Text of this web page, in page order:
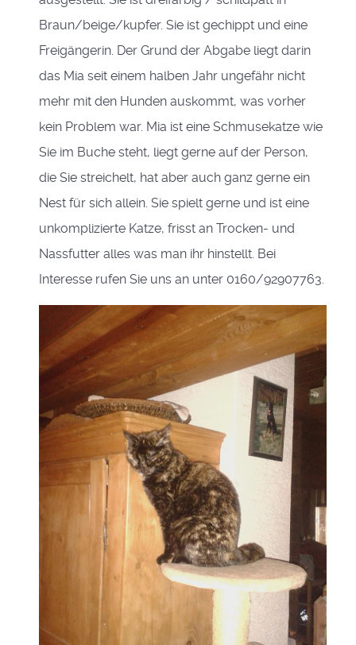
Braun/beige/kupfer. Sie ist gechippt und eine
Freigängerin. Der Grund der Abgabe liegt darin
das Mia seit einem halben Jahr ungefähr nicht
mehr mit den Hunden auskommt, was vorher
kein Problem war. Mia ist eine Schmusekatze wie
Sie im Buche steht, liegt gerne auf der Person,
die Sie streichelt, hat aber auch ganz gerne ein
Nest für sich allein. Sie spielt gerne und ist eine
unkomplizierte Katze, frisst an Trocken- und
Nassfutter alles was man ihr hinstellt. Bei
Interesse rufen Sie uns an unter 0160/92907763.